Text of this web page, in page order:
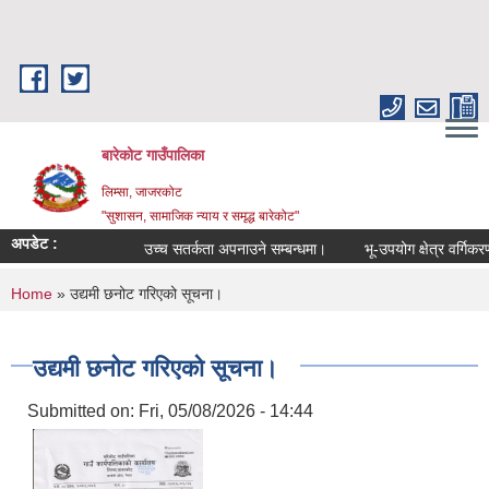
बारेकोट गाउँपालिका
लिम्सा, जाजरकोट
"सुशासन, सामाजिक न्याय र समृद्ध बारेकोट"
अपडेट : उच्च सतर्कता अपनाउने सम्बन्धमा। भू-उपयोग क्षेत्र वर्गिकरण
You are here
Home » उद्यमी छनोट गरिएको सूचना।
उद्यमी छनोट गरिएको सूचना।
Submitted on: Fri, 05/08/2026 - 14:44